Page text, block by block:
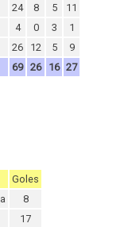
24 8 5
11
4 0 3
1
26 12 5
9
69 26 16 27
Goles
8
17